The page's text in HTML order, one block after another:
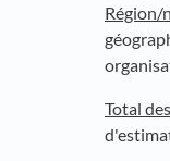
Région/
Total